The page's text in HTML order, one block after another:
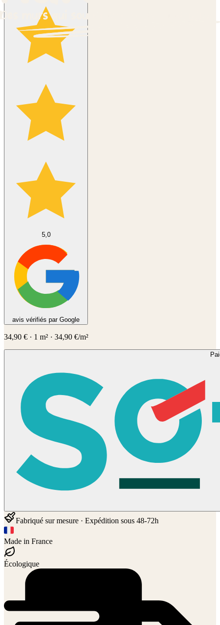
5,0
avis vérifiés par Google
34,90 € · 1 m² · 34,90 €/m²
Fabriqué sur mesure · Expédition sous 48-72h
Made in France
Écologique